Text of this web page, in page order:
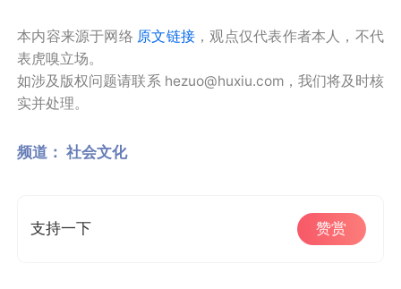
本内容来源于网络 原文链接 ，观点仅代表作者本人，不代
表虎嗅立场。
如涉及版权问题请联系 hezuo@huxiu.com，我们将及时核
实并处理。
频道： 社会文化
支持一下 赞赏